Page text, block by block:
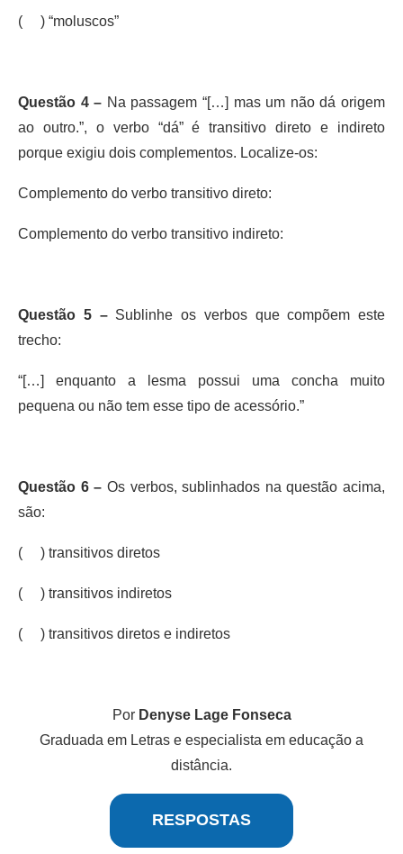
( ) “moluscos”
Questão 4 – Na passagem “[…] mas um não dá origem
ao outro.”, o verbo “dá” é transitivo direto e indireto
porque exigiu dois complementos. Localize-os:
Complemento do verbo transitivo direto:
Complemento do verbo transitivo indireto:
Questão 5 –Sublinhe os verbos que compõem este
trecho:
“[…] enquanto a lesma possui uma concha muito
pequena ou não tem esse tipo de acessório.”
Questão 6 – Os verbos, sublinhados na questão acima,
são:
( ) transitivos diretos
( ) transitivos indiretos
( ) transitivos diretos e indiretos
Por Denyse Lage Fonseca
Graduada em Letras e especialista em educação a
distância.
RESPOSTAS